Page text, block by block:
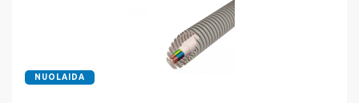
NUOLAIDA